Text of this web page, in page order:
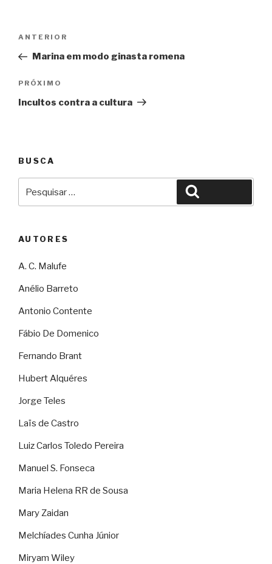
Post
Anterior
ANTERIOR
Marina em modo ginasta romena
Próximo
PRÓXIMO
Incultos contra a cultura
BUSCA
por:
AUTORES
A. C. Malufe
Anélio Barreto
Antonio Contente
Fábio De Domenico
Fernando Brant
Hubert Alquéres
Jorge Teles
Laïs de Castro
Luiz Carlos Toledo Pereira
Manuel S. Fonseca
Maria Helena RR de Sousa
Mary Zaidan
Melchíades Cunha Júnior
Miryam Wiley